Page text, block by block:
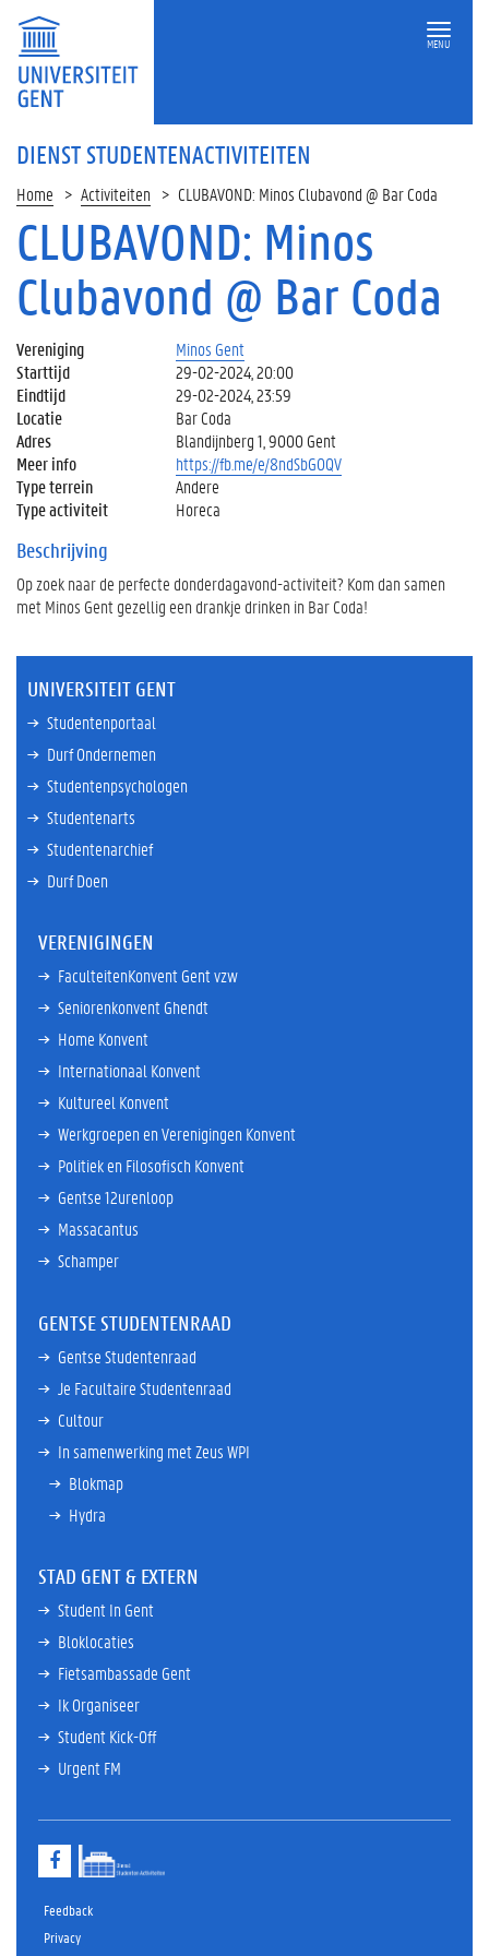
MENU
DIENST STUDENTENACTIVITEITEN
Home Activiteiten CLUBAVOND: Minos Clubavond @ Bar Coda
CLUBAVOND: Minos
Clubavond @ Bar Coda
Vereniging
Minos Gent
Starttijd
29-02-2024, 20:00
Eindtijd
29-02-2024, 23:59
Locatie
Bar Coda
Adres
Blandijnberg 1, 9000 Gent
Meer info
https://fb.me/e/8ndSbGOQV
Type terrein
Andere
Type activiteit
Horeca
Beschrijving
Op zoek naar de perfecte donderdagavond-activiteit? Kom dan samen
met Minos Gent gezellig een drankje drinken in Bar Coda!
UNIVERSITEIT GENT
Studentenportaal
Durf Ondernemen
Studentenpsychologen
Studentenarts
Studentenarchief
Durf Doen
VERENIGINGEN
FaculteitenKonvent Gent vzw
Seniorenkonvent Ghendt
Home Konvent
Internationaal Konvent
Kultureel Konvent
Werkgroepen en Verenigingen Konvent
Politiek en Filosofisch Konvent
Gentse 12urenloop
Massacantus
Schamper
GENTSE STUDENTENRAAD
Gentse Studentenraad
Je Facultaire Studentenraad
Cultour
In samenwerking met Zeus WPI
Blokmap
Hydra
STAD GENT & EXTERN
Student In Gent
Bloklocaties
Fietsambassade Gent
Ik Organiseer
Student Kick-Off
Urgent FM
e
o
Feedback
Privacy